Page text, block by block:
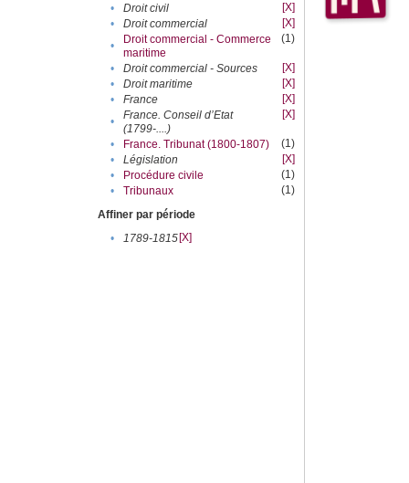
•
Droit civil
[X]
•
Droit commercial
[X]
•
Droit commercial - Commerce
maritime
(1)
• Droit commercial - Sources
[X]
•
Droit maritime
[X]
•
France
[X]
•
France. Conseil d’Etat
(1799-....)
[X]
• France. Tribunat (1800-1807)
(1)
•
Législation
[X]
•
Procédure civile
(1)
•
Tribunaux
(1)
Affiner par période
•
1789-1815[X]